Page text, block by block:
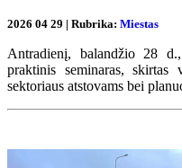
2026 04 29 | Rubrika: Miestas
Antradienį, balandžio 28
praktinis seminaras,
sektoriaus atstovams bei